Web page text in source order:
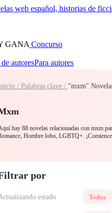
GANA Concurso
autoresPara autores
Hombre lobo
/ Palabras clave / "mxm"
hay 88 novelas relacionadas con mxm
Hombre lobo, LGBTQ+.
por
estado Todos